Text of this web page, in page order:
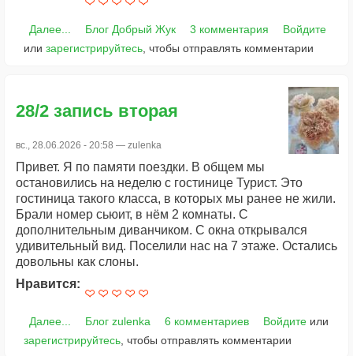
Далее... Блог Добрый Жук 3 комментария
Войдите
или зарегистрируйтесь , чтобы отправлять комментарии
28/2 запись вторая
вс., 28.06.2026 - 20:58 — zulenka
Привет. Я по памяти поездки. В общем мы
остановились на неделю с гостинице Турист. Это
гостиница такого класса, в которых мы ранее не жили.
Брали номер сьюит, в нём 2 комнаты. С
дополнительным диванчиком. С окна открывался
удивительный вид. Поселили нас на 7 этаже. Остались
довольны как слоны.
Нравится:
Далее... Блог zulenka 6 комментариев Войдитеили
зарегистрируйтесь, чтобы отправлять комментарии